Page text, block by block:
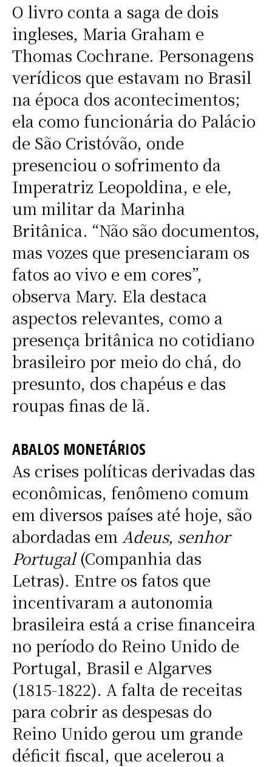
O livro conta a saga de dois
ingleses, Maria Graham e
Thomas Cochrane. Personagens
verídicos que estavam no Brasil
na época dos acontecimentos;
ela como funcionária do Palácio
de São Cristóvão, onde
presenciou o sofrimento da
Imperatriz Leopoldina, e ele,
um militar da Marinha
Britânica. “Não são documentos,
mas vozes que presenciaram os
fatos ao vivo e em cores”,
observa Mary. Ela destaca
aspectos relevantes, como a
presença britânica no cotidiano
brasileiro por meio do chá, do
presunto, dos chapéus e das
roupas finas de lã.
ABALOS MONETÁRIOS
As crises políticas derivadas das
econômicas, fenômeno comum
em diversos países até hoje, são
abordadas emAdeus, senhor
Portugal(Companhia das
Letras). Entre os fatos que
incentivaram a autonomia
brasileira está a crise financeira
no período do Reino Unido de
Portugal, Brasil e Algarves
(1815-1822). A falta de receitas
para cobrir as despesas do
Reino Unido gerou um grande
déficit fiscal, que acelerou a